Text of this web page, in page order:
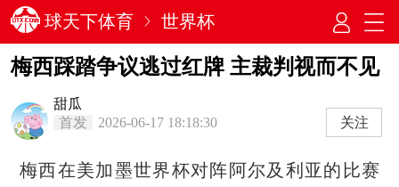
球天下体育 世界杯
梅西踩踏争议逃过红牌 主裁判视而不见
甜瓜
首发
2026-06-17 18:18:30 关注
梅西在美加墨世界杯对阵阿尔及利亚的比赛